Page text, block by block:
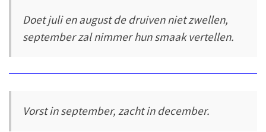
Doet juli en august de druiven niet zwellen,
september zal nimmer hun smaak vertellen.
Vorst in september, zacht in december.